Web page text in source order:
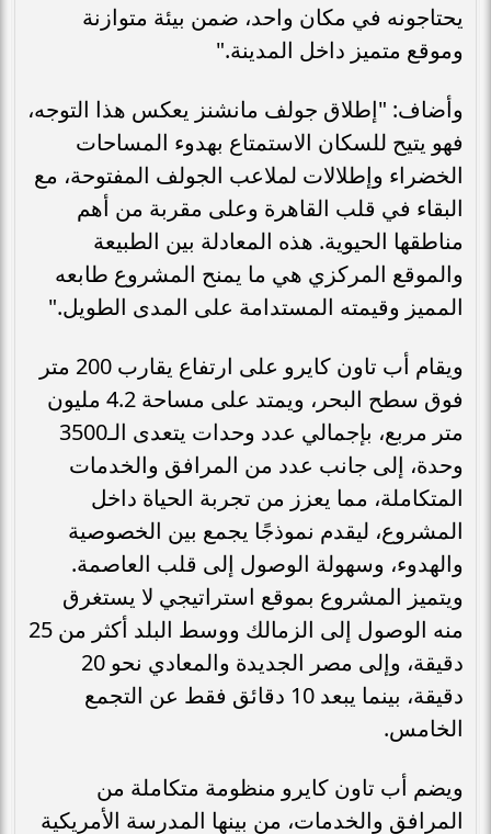
يحتاجونه في مكان واحد، ضمن بيئة متوازنة
وموقع متميز داخل المدينة."
وأضاف: "إطلاق جولف مانشنز يعكس هذا التوجه،
فهو يتيح للسكان الاستمتاع بهدوء المساحات
الخضراء وإطلالات لملاعب الجولف المفتوحة، مع
البقاء في قلب القاهرة وعلى مقربة من أهم
مناطقها الحيوية. هذه المعادلة بين الطبيعة
والموقع المركزي هي ما يمنح المشروع طابعه
المميز وقيمته المستدامة على المدى الطويل."
ويقام أب تاون كايرو على ارتفاع يقارب 200 متر
فوق سطح البحر، ويمتد على مساحة 4.2 مليون
متر مربع، بإجمالي عدد وحدات يتعدى الـ3500
وحدة، إلى جانب عدد من المرافق والخدمات
المتكاملة، مما يعزز من تجربة الحياة داخل
المشروع، ليقدم نموذجًا يجمع بين الخصوصية
والهدوء، وسهولة الوصول إلى قلب العاصمة.
ويتميز المشروع بموقع استراتيجي لا يستغرق
منه الوصول إلى الزمالك ووسط البلد أكثر من 25
دقيقة، وإلى مصر الجديدة والمعادي نحو 20
دقيقة، بينما يبعد 10 دقائق فقط عن التجمع
الخامس.
ويضم أب تاون كايرو منظومة متكاملة من
المرافق والخدمات، من بينها المدرسة الأمريكية